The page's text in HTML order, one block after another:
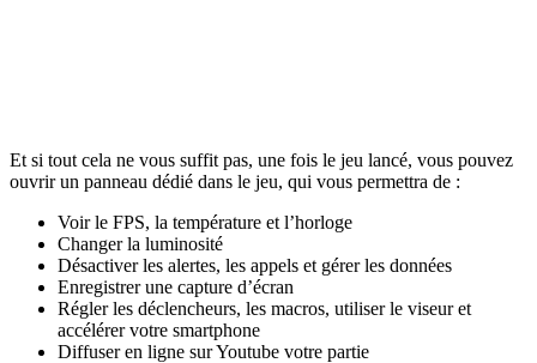
Et si tout cela ne vous suffit pas, une fois le jeu lancé, vous pouvez
ouvrir un panneau dédié dans le jeu, qui vous permettra de :
Voir le FPS, la température et l’horloge
Changer la luminosité
Désactiver les alertes, les appels et gérer les données
Enregistrer une capture d’écran
Régler les déclencheurs, les macros, utiliser le viseur et
accélérer votre smartphone
Diffuser en ligne sur Youtube votre partie